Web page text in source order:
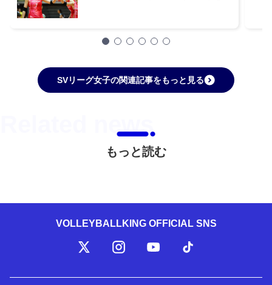
SVリーグ女子の関連記事をもっと見る
もっと読む
VOLLEYBALLKING OFFICIAL SNS